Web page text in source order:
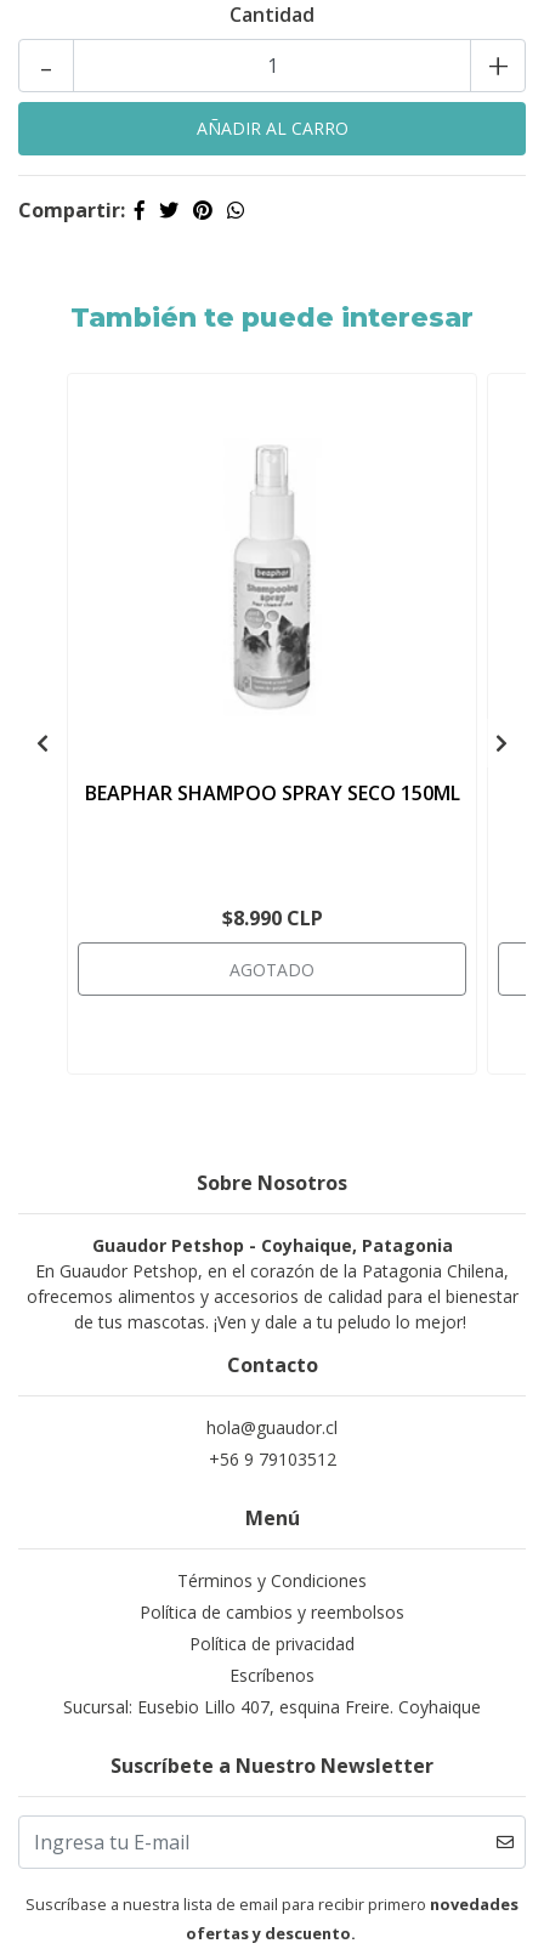
Cantidad
+
-
Compartir:
También te puede interesar
BEAPHAR SHAMPOO SPRAY SECO 150ML
$8.990 CLP
AGOTADO
Sobre Nosotros
Guaudor Petshop - Coyhaique, Patagonia
En Guaudor Petshop, en el corazón de la Patagonia Chilena,
ofrecemos alimentos y accesorios de calidad para el bienestar
de tus mascotas. ¡Ven y dale a tu peludo lo mejor!
Contacto
hola@guaudor.cl
+56 9 79103512
Menú
Términos y Condiciones
Política de cambios y reembolsos
Política de privacidad
Escríbenos
Sucursal: Eusebio Lillo 407, esquina Freire. Coyhaique
Suscríbete a Nuestro Newsletter
Suscríbase a nuestra lista de email para recibir primero novedades
ofertas y descuento.